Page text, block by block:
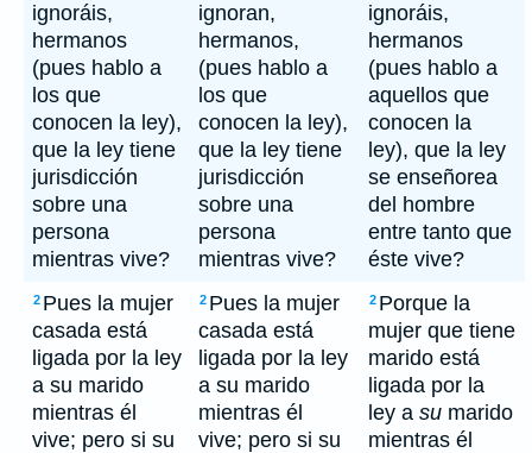
ignoráis,
hermanos
(pues hablo a
los que
conocen la ley),
que la ley tiene
jurisdicción
sobre una
persona
mientras vive?
ignoran,
hermanos,
(pues hablo a
los que
conocen la ley),
que la ley tiene
jurisdicción
sobre una
persona
mientras vive?
ignoráis,
hermanos
(pues hablo a
aquellos que
conocen la
ley), que la ley
se enseñorea
del hombre
entre tanto que
éste vive?
2 Pues la mujer
casada está
ligada por la ley
a su marido
mientras él
vive; pero si su
2 Pues la mujer
casada está
ligada por la ley
a su marido
mientras él
vive; pero si su
2 Porque la
mujer que tiene
marido está
ligada por la
ley a su marido
mientras él